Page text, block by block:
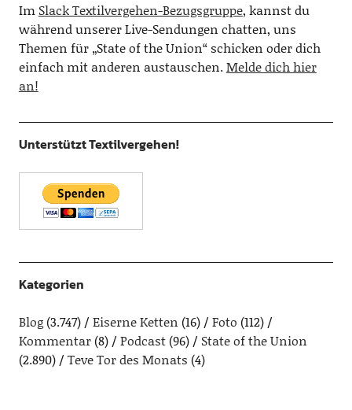
Im Slack Textilvergehen-Bezugsgruppe, kannst du
während unserer Live-Sendungen chatten, uns
Themen für „State of the Union“ schicken oder dich
einfach mit anderen austauschen.Melde dich hier
an!
Unterstützt Textilvergehen!
Kategorien
Blog(3.747) Eiserne Ketten (16) Foto (112)
Kommentar(8) Podcast(96)
State of the Union
(2.890)
Teve Tor des Monats (4)